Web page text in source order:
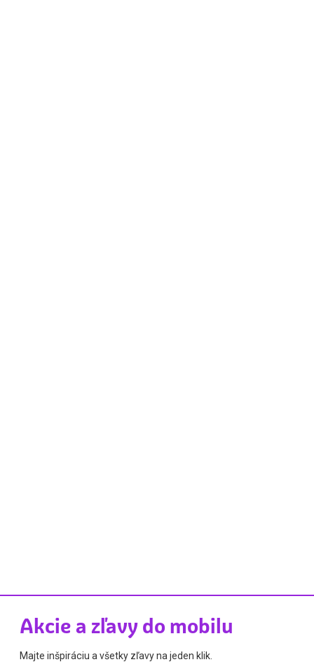
Akcie a zľavy do mobilu
Majte inšpiráciu a všetky zľavy na jeden klik.